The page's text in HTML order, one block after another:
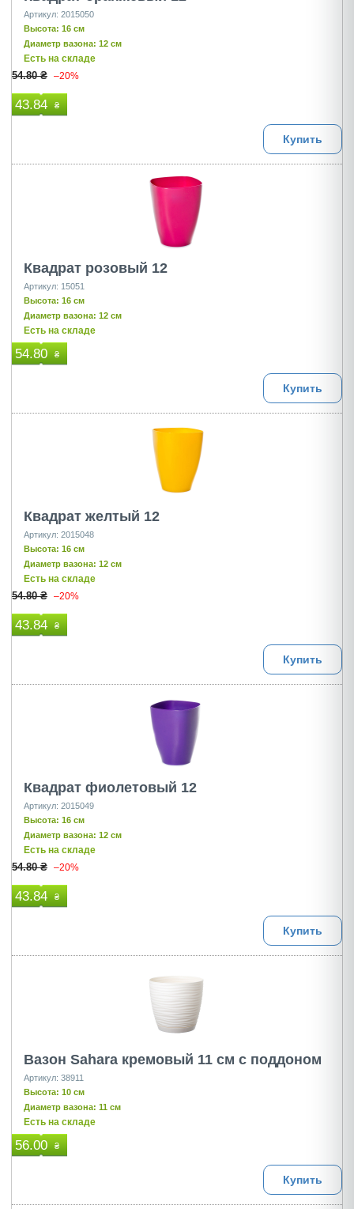
Артикул: 2015050
Высота: 16 см
Диаметр вазона: 12 см
Есть на складе
54.80 ₴ –20%
43.84 ₴
Купить
Квадрат розовый 12
Артикул: 15051
Высота: 16 см
Диаметр вазона: 12 см
Есть на складе
54.80 ₴
Купить
Квадрат желтый 12
Артикул: 2015048
Высота: 16 см
Диаметр вазона: 12 см
Есть на складе
54.80 ₴ –20%
43.84 ₴
Купить
Квадрат фиолетовый 12
Артикул: 2015049
Высота: 16 см
Диаметр вазона: 12 см
Есть на складе
54.80 ₴ –20%
43.84 ₴
Купить
Вазон Sahara кремовый 11 см с поддоном
Артикул: 38911
Высота: 10 см
Диаметр вазона: 11 см
Есть на складе
56.00 ₴
Купить